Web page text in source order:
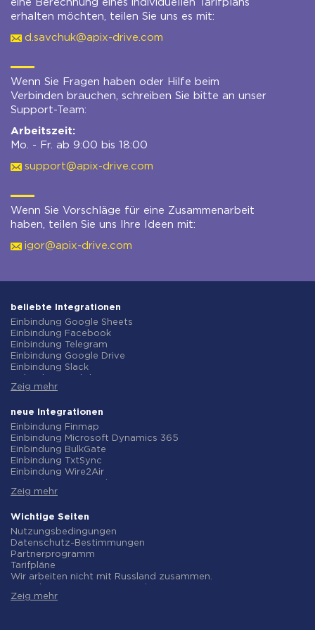
eine Berechnung eines individuellen Tarifplans
erhalten möchten, teilen Sie uns es mit:
d.savchuk@apix-drive.com
Wenn Sie Fragen haben oder Hilfe beim
Verbinden brauchen, schreiben Sie bitte an unser
Support-Team:
Arbeitszeit:
Mo. - Fr. ab 9:00 bis 18:00
support@apix-drive.com
Wenn Sie Vorschläge für eine Zusammenarbeit
haben, teilen Sie uns Ihre Ideen mit:
igor@apix-drive.com
beliebte Integrationen
Einbindung Google Sheets
Einbindung Facebook
Einbindung Telegram
Einbindung Google Drive
Einbindung Slack
Einbindung Gmail
Einbindung ClickUp
Einbindung Airtable
Einbindung Google Contacts
Einbindung OpenAI (ChatGPT)
Einbindung Instagram
Einbindung ActiveCampaign
Einbindung Typeform
Einbindung Salesforce CRM
Einbindung Notion
Einbindung AWeber
Einbindung Asana
Einbindung ZOHO CRM
Einbindung Webhooks
Einbindung GetResponse
Einbindung WooCommerce
Zeig mehr
neue Integrationen
Einbindung Finmap
Einbindung Microsoft Dynamics 365
Einbindung BulkGate
Einbindung TxtSync
Einbindung Wire2Air
Einbindung Infobip
Einbindung AtomPark
Einbindung TXTImpact
Einbindung Campaign Monitor
Einbindung CM.com
Einbindung D7 Networks
Einbindung SMS.to
Einbindung SMSGlobal
Einbindung Textlocal
Zeig mehr
Wichtige Seiten
Nutzungsbedingungen
Datenschutz-Bestimmungen
Partnerprogramm
Tarifpläne
Wir arbeiten nicht mit Russland zusammen.
Rückgaberecht
Zeig mehr